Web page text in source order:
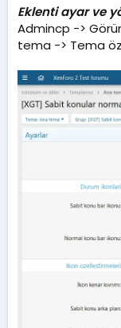
Eklenti ayar ve
Admincp ->
tema -> Tema